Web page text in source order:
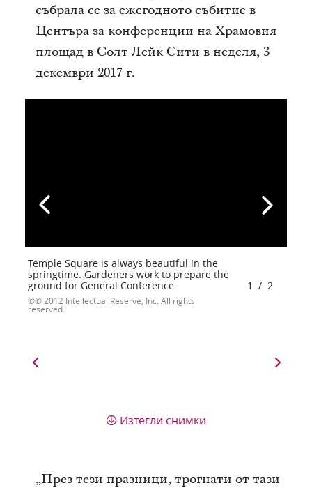
събрала се за ежегодното събитие в
Центъра за конференции на Храмовия
площад в Солт Лейк Сити в неделя, 3
декември 2017 г.
Temple Square is always beautiful in the
springtime. Gardeners work to prepare the
ground for General Conference.
© 2012 Intellectual Reserve, Inc. All rights
reserved.
1 / 2
Изтегли снимки
„През тези празници, трогнати от тази